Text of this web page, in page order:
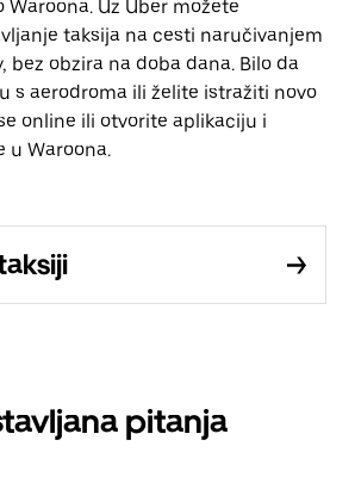
Uz Uber možete
taksija na cesti naručivanjem
bez obzira na doba dana. Bilo da
s aerodroma ili želite istražiti novo
online ili otvorite aplikaciju i
u Waroona.
pitanja